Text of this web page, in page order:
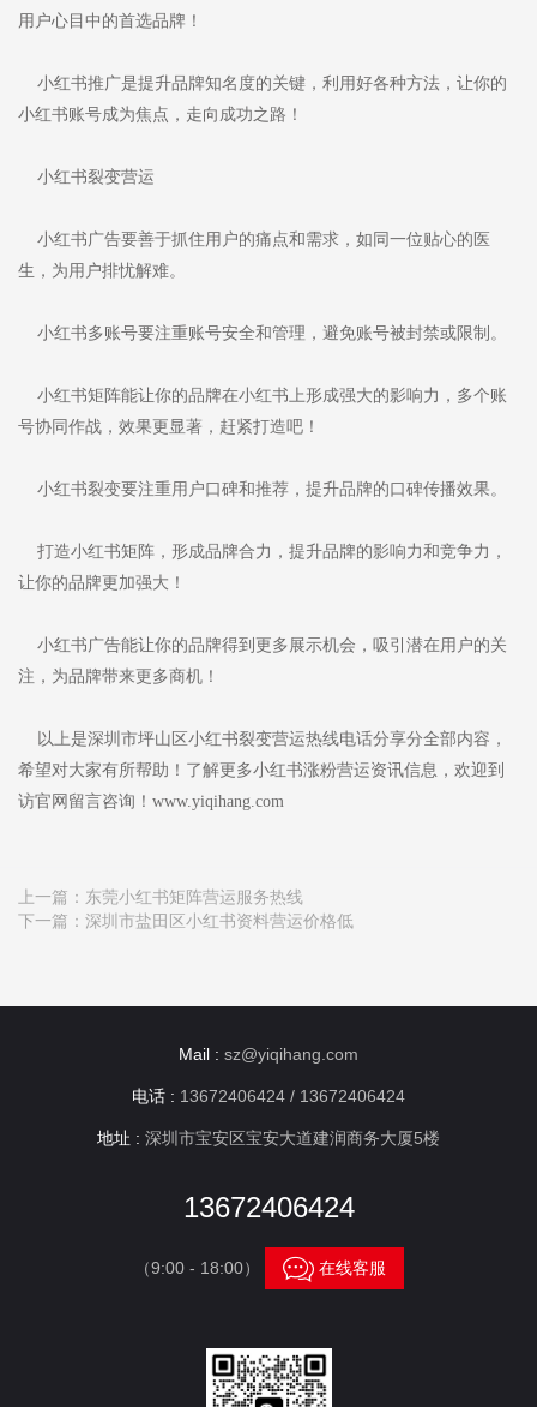
用户心目中的首选品牌！
小红书推广是提升品牌知名度的关键，利用好各种方法，让你的
小红书账号成为焦点，走向成功之路！
小红书裂变营运
小红书广告要善于抓住用户的痛点和需求，如同一位贴心的医
生，为用户排忧解难。
小红书多账号要注重账号安全和管理，避免账号被封禁或限制。
小红书矩阵能让你的品牌在小红书上形成强大的影响力，多个账
号协同作战，效果更显著，赶紧打造吧！
小红书裂变要注重用户口碑和推荐，提升品牌的口碑传播效果。
打造小红书矩阵，形成品牌合力，提升品牌的影响力和竞争力，
让你的品牌更加强大！
小红书广告能让你的品牌得到更多展示机会，吸引潜在用户的关
注，为品牌带来更多商机！
以上是深圳市坪山区小红书裂变营运热线电话分享分全部内容，
希望对大家有所帮助！了解更多小红书涨粉营运资讯信息，欢迎到
访官网留言咨询！www.yiqihang.com
上一篇： 东莞小红书矩阵营运服务热线
下一篇： 深圳市盐田区小红书资料营运价格低
Mail : sz@yiqihang.com
电话 : 13672406424 / 13672406424
地址 : 深圳市宝安区宝安大道建润商务大厦5楼
13672406424
（9:00 - 18:00） 在线客服